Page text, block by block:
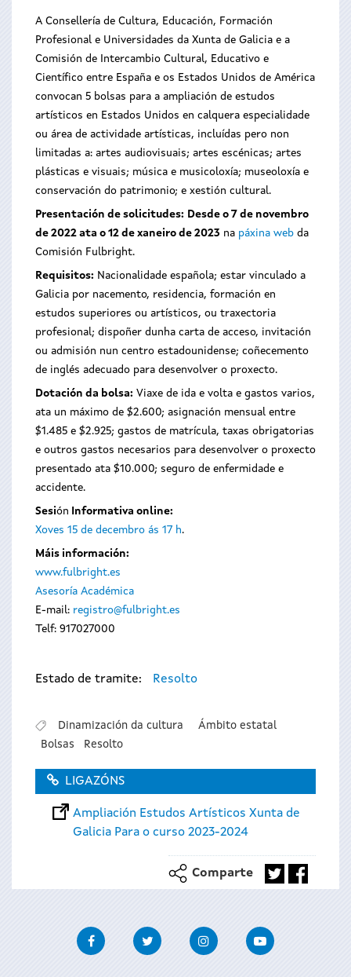
A Consellería de Cultura, Educación, Formación
Profesional e Universidades da Xunta de Galicia e a
Comisión de Intercambio Cultural, Educativo e
Científico entre España e os Estados Unidos de América
convocan 5 bolsas para a ampliación de estudos
artísticos en Estados Unidos en calquera especialidade
ou área de actividade artísticas, incluídas pero non
limitadas a: artes audiovisuais; artes escénicas; artes
plásticas e visuais; música e musicoloxía; museoloxía e
conservación do patrimonio; e xestión cultural.
Presentación de solicitudes: Desde o 7 de novembro
de 2022 ata o 12 de xaneiro de 2023 na páxina web da
Comisión Fulbright.
Requisitos: Nacionalidade española; estar vinculado a
Galicia por nacemento, residencia, formación en
estudos superiores ou artísticos, ou traxectoria
profesional; dispoñer dunha carta de acceso, invitación
ou admisión nun centro estadounidense; coñecemento
de inglés adecuado para desenvolver o proxecto.
Dotación da bolsa: Viaxe de ida e volta e gastos varios,
ata un máximo de $2.600; asignación mensual entre
$1.485 e $2.925; gastos de matrícula, taxas obrigatorias
e outros gastos necesarios para desenvolver o proxecto
presentado ata $10.000; seguro de enfermidade e
accidente.
Sesión Informativa online:
Xoves 15 de decembro ás 17 h.
Máis información:
www.fulbright.es
Asesoría Académica
E-mail: registro@fulbright.es
Telf: 917027000
Estado de tramite: Resolto
Dinamización da cultura
Ámbito estatal
Bolsas
Resolto
LIGAZÓNS
Ampliación Estudos Artísticos Xunta de
Galicia Para o curso 2023-2024
Comparte
FacebookTwitter InstagramYoutube